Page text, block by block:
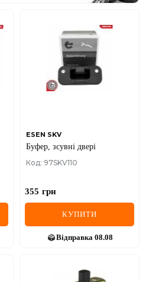
ESEN SKV
Буфер, зсувні двері
Код: 97SKV110
355 грн
КУПИТИ
Відправка 08.08